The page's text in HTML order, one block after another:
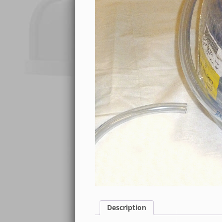
VALIDATION DE LA COMMANDE
EXPÉDITION
TERMES ET CONDITIONS
PROTECTION DES DONNÉES
LUBRIFIANTS
ACCESSOIRES
Description